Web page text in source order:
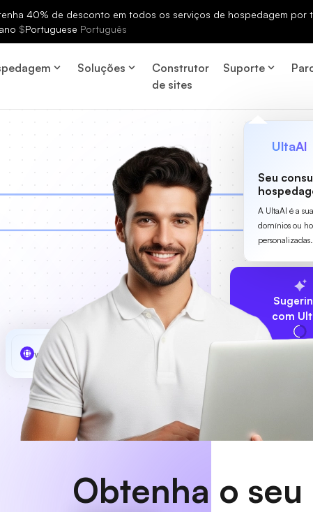
40% de desconto em todos os serviços de hospedagem por
$Portuguese Português
Soluções
Construtor
de sites
Suporte
UltaAI
Seu
A UltaAI é a
domínios ou
personalizadas.
com
www MyCafe
Obtenha o seu